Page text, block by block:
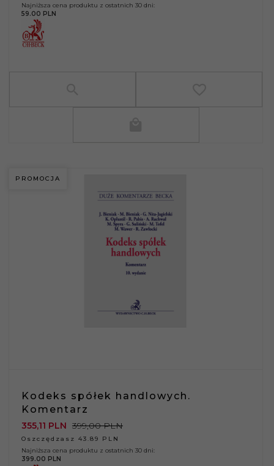
Najniższa cena produktu z ostatnich 30 dni:
59.00 PLN
PROMOCJA
Kodeks spółek handlowych.
Komentarz
355,11 PLN 399,00 PLN
Oszczędzasz 43.89 PLN
Najniższa cena produktu z ostatnich 30 dni:
399.00 PLN